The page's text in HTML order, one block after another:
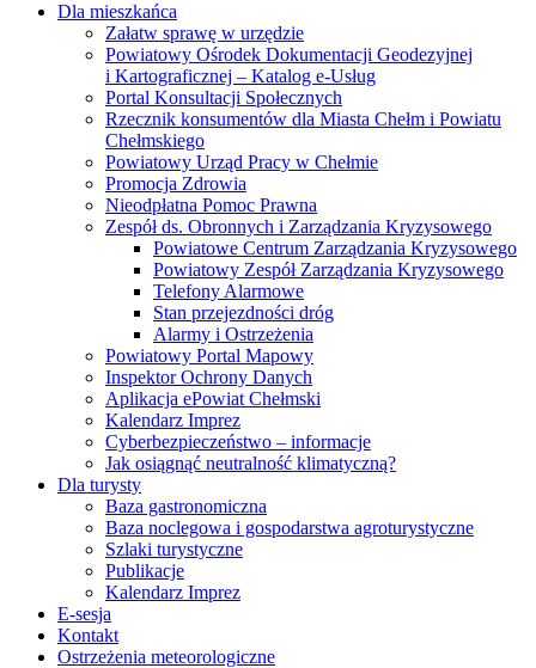
Dla mieszkańca
Załatw sprawę w urzędzie
Powiatowy Ośrodek Dokumentacji Geodezyjnej
i Kartograficznej – Katalog e-Usług
Portal Konsultacji Społecznych
Rzecznik konsumentów dla Miasta Chełm i Powiatu
Chełmskiego
Powiatowy Urząd Pracy w Chełmie
Promocja Zdrowia
Nieodpłatna Pomoc Prawna
Zespół ds. Obronnych i Zarządzania Kryzysowego
Powiatowe Centrum Zarządzania Kryzysowego
Powiatowy Zespół Zarządzania Kryzysowego
Telefony Alarmowe
Stan przejezdności dróg
Alarmy i Ostrzeżenia
Powiatowy Portal Mapowy
Inspektor Ochrony Danych
Aplikacja ePowiat Chełmski
Kalendarz Imprez
Cyberbezpieczeństwo – informacje
Jak osiągnąć neutralność klimatyczną?
Dla turysty
Baza gastronomiczna
Baza noclegowa i gospodarstwa agroturystyczne
Szlaki turystyczne
Publikacje
Kalendarz Imprez
E-sesja
Kontakt
Ostrzeżenia meteorologiczne